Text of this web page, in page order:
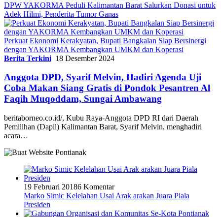
DPW YAKORMA Peduli Kalimantan Barat Salurkan Donasi untuk
Adek Hilmi, Penderita Tumor Ganas
Perkuat Ekonomi Kerakyatan, Bupati Bangkalan Siap Bersinergi
dengan YAKORMA Kembangkan UMKM dan Koperasi
Berita Terkini 18 Desember 2024
Anggota DPD, Syarif Melvin, Hadiri Agenda Uji
Coba Makan Siang Gratis di Pondok Pesantren Al
Faqih Muqoddam, Sungai Ambawang
beritaborneo.co.id/, Kubu Raya-Anggota DPD RI dari Daerah
Pemilihan (Dapil) Kalimantan Barat, Syarif Melvin, menghadiri
acara…
19 Februari 20186 Komentar
Marko Simic Kelelahan Usai Arak arakan Juara Piala
Presiden